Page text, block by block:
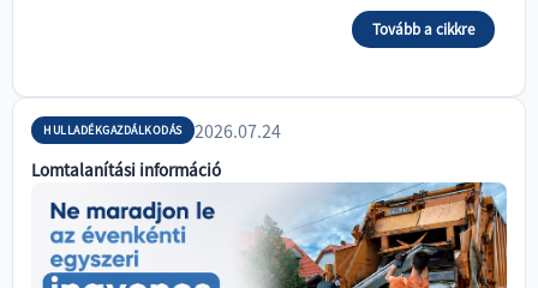
Tovább a cikkre
HULLADÉKGAZDÁLKODÁS 2026.07.24
Lomtalanítási információ